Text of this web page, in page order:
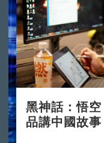
黑神話：悟
品講中國故事